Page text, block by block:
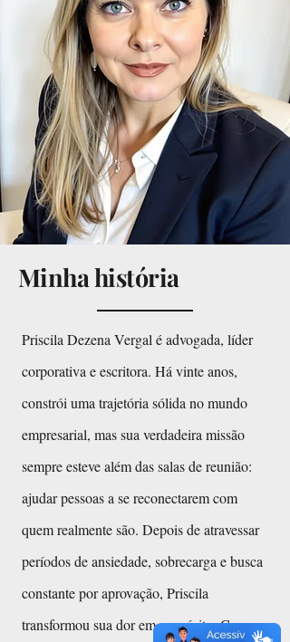
Minha história
Priscila Dezena Vergal é advogada, líder
corporativa e escritora. Há vinte anos,
constrói uma trajetória sólida no mundo
empresarial, mas sua verdadeira missão
sempre esteve além das salas de reunião:
ajudar pessoas a se reconectarem com
quem realmente são. Depois de atravessar
períodos de ansiedade, sobrecarga e busca
constante por aprovação, Priscila
transformou sua dor em propósito. Com